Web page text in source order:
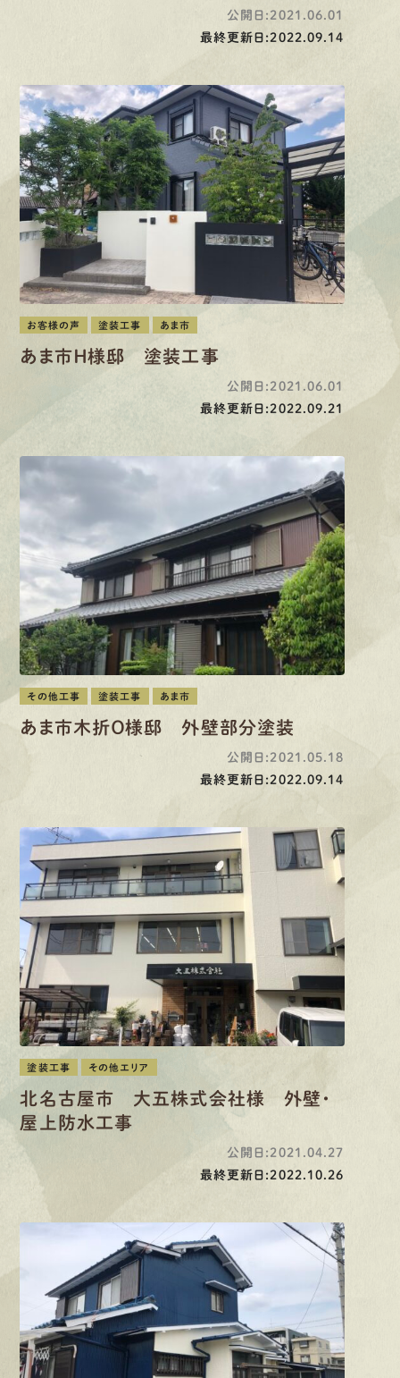
公開日:2021.06.01
最終更新日:2022.09.14
お客様の声 塗装工事 あま市
あま市Ｈ様邸 塗装工事
公開日:2021.06.01
最終更新日:2022.09.21
その他工事 塗装工事 あま市
あま市木折Ｏ様邸 外壁部分塗装
公開日:2021.05.18
最終更新日:2022.09.14
塗装工事 その他エリア
北名古屋市 大五株式会社様 外壁・
屋上防水工事
公開日:2021.04.27
最終更新日:2022.10.26